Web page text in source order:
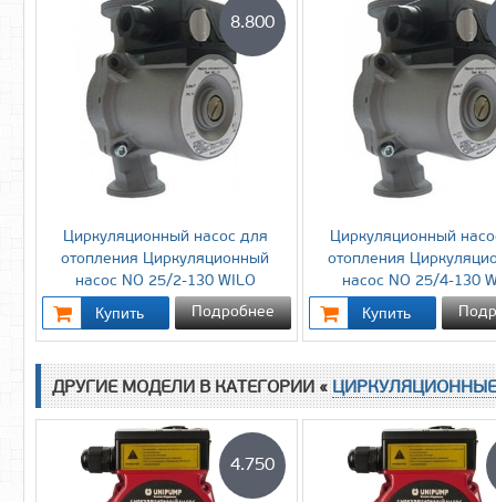
Циркуляционный насос для
отопления Циркуляционный
насос NO 25/2-130 WILO
8.800
Подробнее
Циркуляционный
отопления
насос NO 25/4-130
ДРУГИЕ МОДЕЛИ В КАТЕГОРИИ «
4.750